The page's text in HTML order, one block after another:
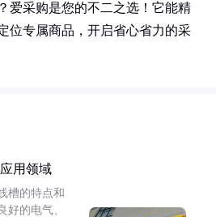
爱采购是您的不二之选！它能精
位专属商品，开启省心省力的采
用领域
槽的特点和
好的电气、